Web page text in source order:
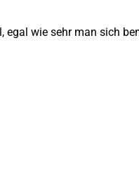
wie sehr man sich